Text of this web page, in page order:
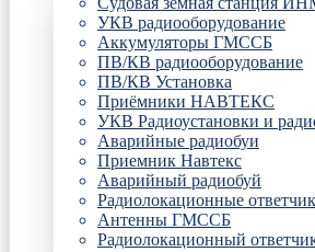
УКВ радиооборудование
Аккумуляторы ГМССБ
ПВ/КВ радиооборудование
ПВ/КВ Установка
Приёмники НАВТЕКС
УКВ Радиоустановки и
Аварийные радиобуи
Приемник Навтекс
Аварийный радиобуй
Радиолокационные
Антенны ГМССБ
Радиолокационный